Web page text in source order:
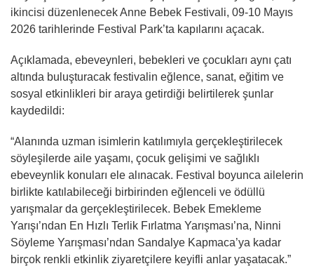
ikincisi düzenlenecek Anne Bebek Festivali, 09-10 Mayıs
2026 tarihlerinde Festival Park’ta kapılarını açacak.
Açıklamada, ebeveynleri, bebekleri ve çocukları aynı çatı
altında buluşturacak festivalin eğlence, sanat, eğitim ve
sosyal etkinlikleri bir araya getirdiği belirtilerek şunlar
kaydedildi:
“Alanında uzman isimlerin katılımıyla gerçekleştirilecek
söyleşilerde aile yaşamı, çocuk gelişimi ve sağlıklı
ebeveynlik konuları ele alınacak. Festival boyunca ailelerin
birlikte katılabileceği birbirinden eğlenceli ve ödüllü
yarışmalar da gerçekleştirilecek. Bebek Emekleme
Yarışı’ndan En Hızlı Terlik Fırlatma Yarışması’na, Ninni
Söyleme Yarışması’ndan Sandalye Kapmaca’ya kadar
birçok renkli etkinlik ziyaretçilere keyifli anlar yaşatacak.”